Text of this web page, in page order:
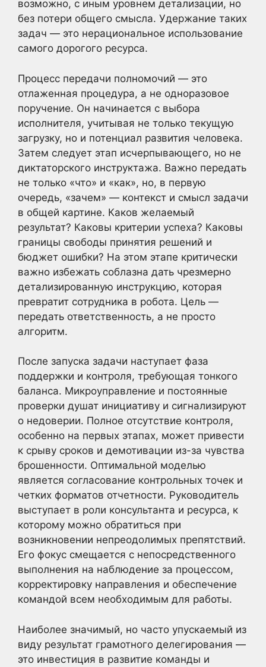
возможно, с иным уровнем детализации, но
без потери общего смысла. Удержание таких
задач — это нерациональное использование
самого дорогого ресурса.
Процесс передачи полномочий — это
отлаженная процедура, а не одноразовое
поручение. Он начинается с выбора
исполнителя, учитывая не только текущую
загрузку, но и потенциал развития человека.
Затем следует этап исчерпывающего, но не
диктаторского инструктажа. Важно передать
не только «что» и «как», но, в первую
очередь, «зачем» — контекст и смысл задачи
в общей картине. Каков желаемый
результат? Каковы критерии успеха? Каковы
границы свободы принятия решений и
бюджет ошибки? На этом этапе критически
важно избежать соблазна дать чрезмерно
детализированную инструкцию, которая
превратит сотрудника в робота. Цель —
передать ответственность, а не просто
алгоритм.
После запуска задачи наступает фаза
поддержки и контроля, требующая тонкого
баланса. Микроуправление и постоянные
проверки душат инициативу и сигнализируют
о недоверии. Полное отсутствие контроля,
особенно на первых этапах, может привести
к срыву сроков и демотивации из-за чувства
брошенности. Оптимальной моделью
является согласование контрольных точек и
четких форматов отчетности. Руководитель
выступает в роли консультанта и ресурса, к
которому можно обратиться при
возникновении непреодолимых препятствий.
Его фокус смещается с непосредственного
выполнения на наблюдение за процессом,
корректировку направления и обеспечение
командой всем необходимым для работы.
Наиболее значимый, но часто упускаемый из
виду результат грамотного делегирования —
это инвестиция в развитие команды и